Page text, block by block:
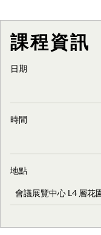
課程資訊
日期
時間
地點